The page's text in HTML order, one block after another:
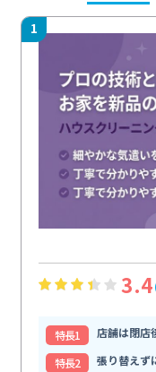
1
3.4
特⻑1
店舗は閉店
特⻑2
張り替えず